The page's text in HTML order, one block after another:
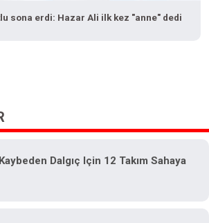
sona erdi: Hazar Ali ilk kez "anne" dedi
Kaybeden Dalgıç Için 12 Takım Sahaya